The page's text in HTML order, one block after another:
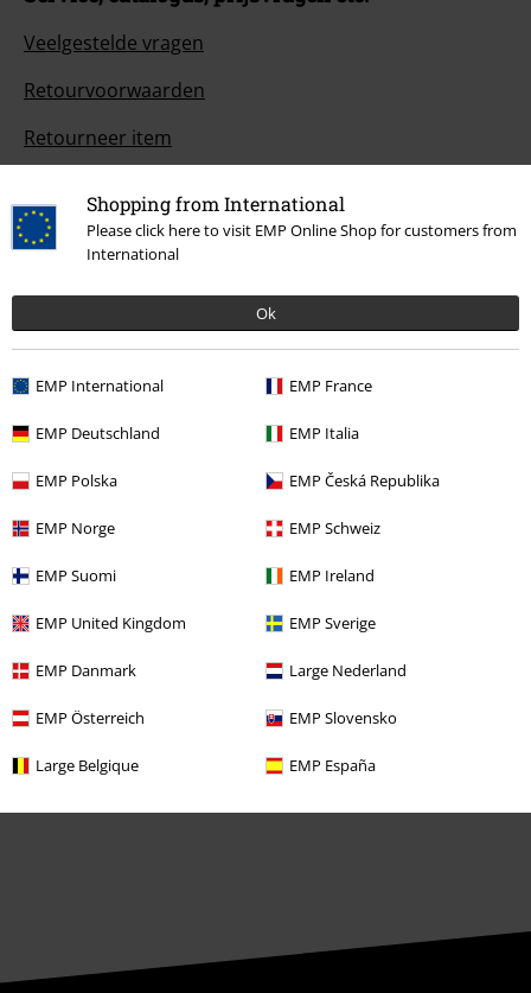
Shopping from International
Please click here to visit EMP Online Shop for customers from
International
Ok
EMP International EMP France
EMP Deutschland EMP Italia
EMP Polska EMP Česká Republika
EMP Norge EMP Schweiz
EMP Suomi EMP Ireland
EMP United Kingdom EMP Sverige
EMP Danmark Large Nederland
EMP Österreich EMP Slovensko
Large Belgique EMP España
Veelgestelde vragen
Retourvoorwaarden
Retourneer item
Annuleer mijn BSC-lidmaatschap
Overige acties
Prijsvragen
Large Cadeaubonnen
ISIC Studentenkorting
EMP Backstage Club
Over Large